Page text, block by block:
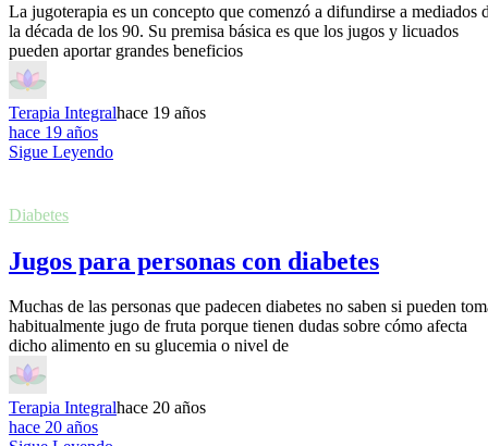
La jugoterapia es un concepto que comenzó a difundirse a mediados
la década de los 90. Su premisa básica es que los jugos y licuados
pueden aportar grandes beneficios
Terapia Integralhace 19 años
hace 19 años
Sigue Leyendo
Diabetes
Jugos para personas con diabetes
Muchas de las personas que padecen diabetes no saben si pueden
habitualmente jugo de fruta porque tienen dudas sobre cómo afecta
dicho alimento en su glucemia o nivel de
Terapia Integralhace 20 años
hace 20 años